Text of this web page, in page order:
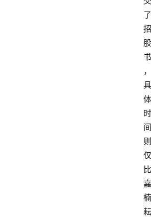
了
招
股
书
，
具
体
时
间
则
仅
比
嘉
楠
耘